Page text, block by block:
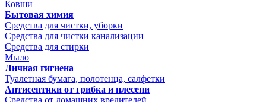
Ковши
Бытовая химия
Средства для чистки, уборки
Средства для чистки канализации
Средства для стирки
Мыло
Личная гигиена
Туалетная бумага, полотенца, салфетки
Антисептики от грибка и плесени
Средства от домашних вредителей